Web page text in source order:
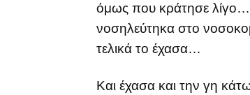
όμως που κράτησε
νοσηλεύτηκα στο
τελικά το έχασα…
Και έχασα και την γη